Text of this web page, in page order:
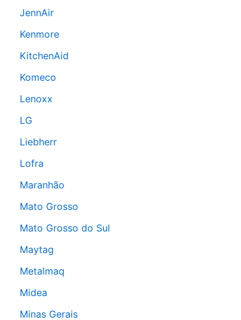
JennAir
Kenmore
KitchenAid
Komeco
Lenoxx
LG
Liebherr
Lofra
Maranhão
Mato Grosso
Mato Grosso do Sul
Maytag
Metalmaq
Midea
Minas Gerais